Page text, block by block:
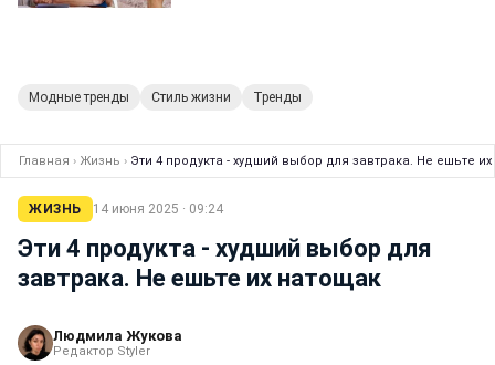
Модные тренды Стиль жизни Тренды
Главная › Жизнь › Эти 4 продукта - худший выбор для завтрака. Не ешьте
ЖИЗНЬ 14 июня 2025 · 09:24
Эти 4 продукта - худший выбор для
завтрака. Не ешьте их натощак
Людмила Жукова
Редактор Styler